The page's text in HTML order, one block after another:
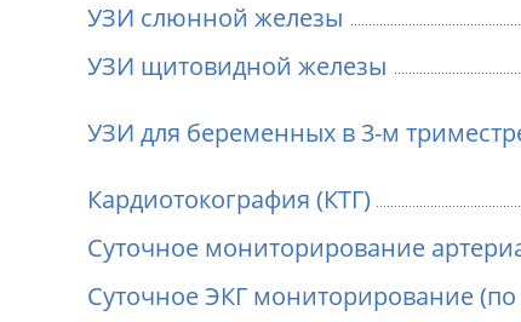
УЗИ слюнной железы
УЗИ щитовидной железы
УЗИ для беременных в 3-м
Кардиотокография (КТГ)
Суточное мониторирование
Суточное ЭКГ мониторирование (по